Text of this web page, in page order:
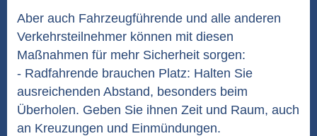
Aber auch Fahrzeugführende und alle anderen
Verkehrsteilnehmer können mit diesen
Maßnahmen für mehr Sicherheit sorgen:
- Radfahrende brauchen Platz: Halten Sie
ausreichenden Abstand, besonders beim
Überholen. Geben Sie ihnen Zeit und Raum, auch
an Kreuzungen und Einmündungen.